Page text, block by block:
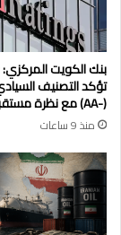
بنك الكويت
تؤكد التصنيف
(-AA) مع نظرة مستقبلية مستقرة
منذ 9 ساعات